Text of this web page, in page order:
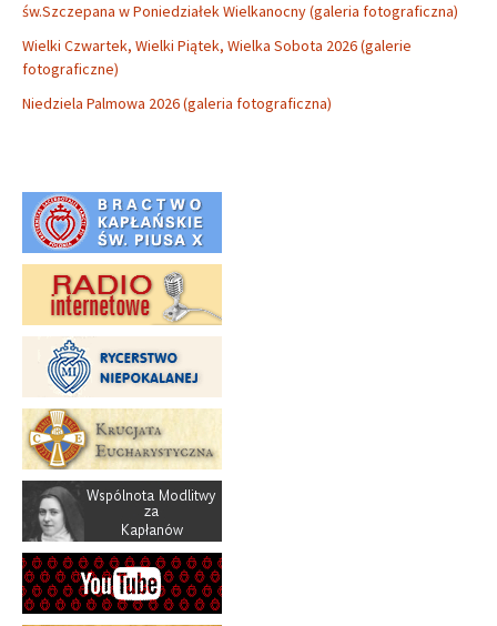
św.Szczepana w Poniedziałek Wielkanocny (galeria fotograficzna)
Wielki Czwartek, Wielki Piątek, Wielka Sobota 2026 (galerie
fotograficzne)
Niedziela Palmowa 2026 (galeria fotograficzna)